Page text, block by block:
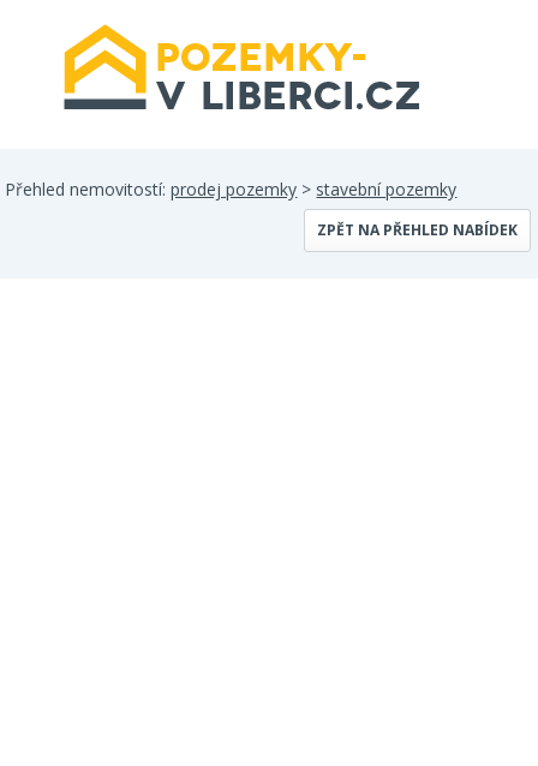
Přehled nemovitostí:prodej pozemky > stavební pozemky
ZPĚT NA PŘEHLED NABÍDEK